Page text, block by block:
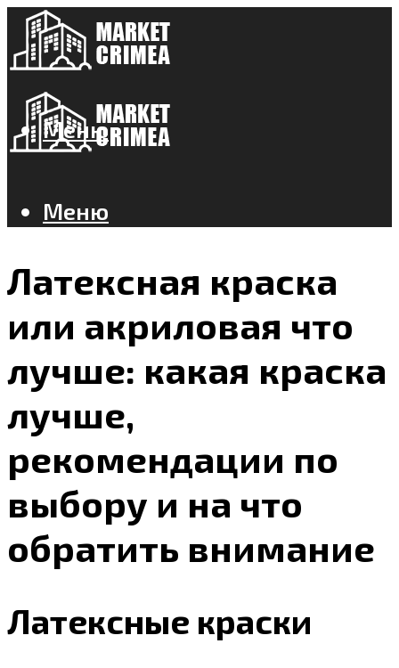
Меню
Меню
Латексная краска
или акриловая что
лучше: какая краска
лучше,
рекомендации по
выбору и на что
обратить внимание
Латексные краски